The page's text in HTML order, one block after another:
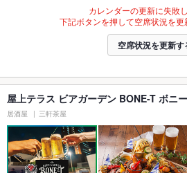
カレンダーの更新に失敗し
下記ボタンを押して空席状況を更
空席状況を更新す
屋上テラス ビアガーデン BONE-T ボニ
居酒屋 三軒茶屋